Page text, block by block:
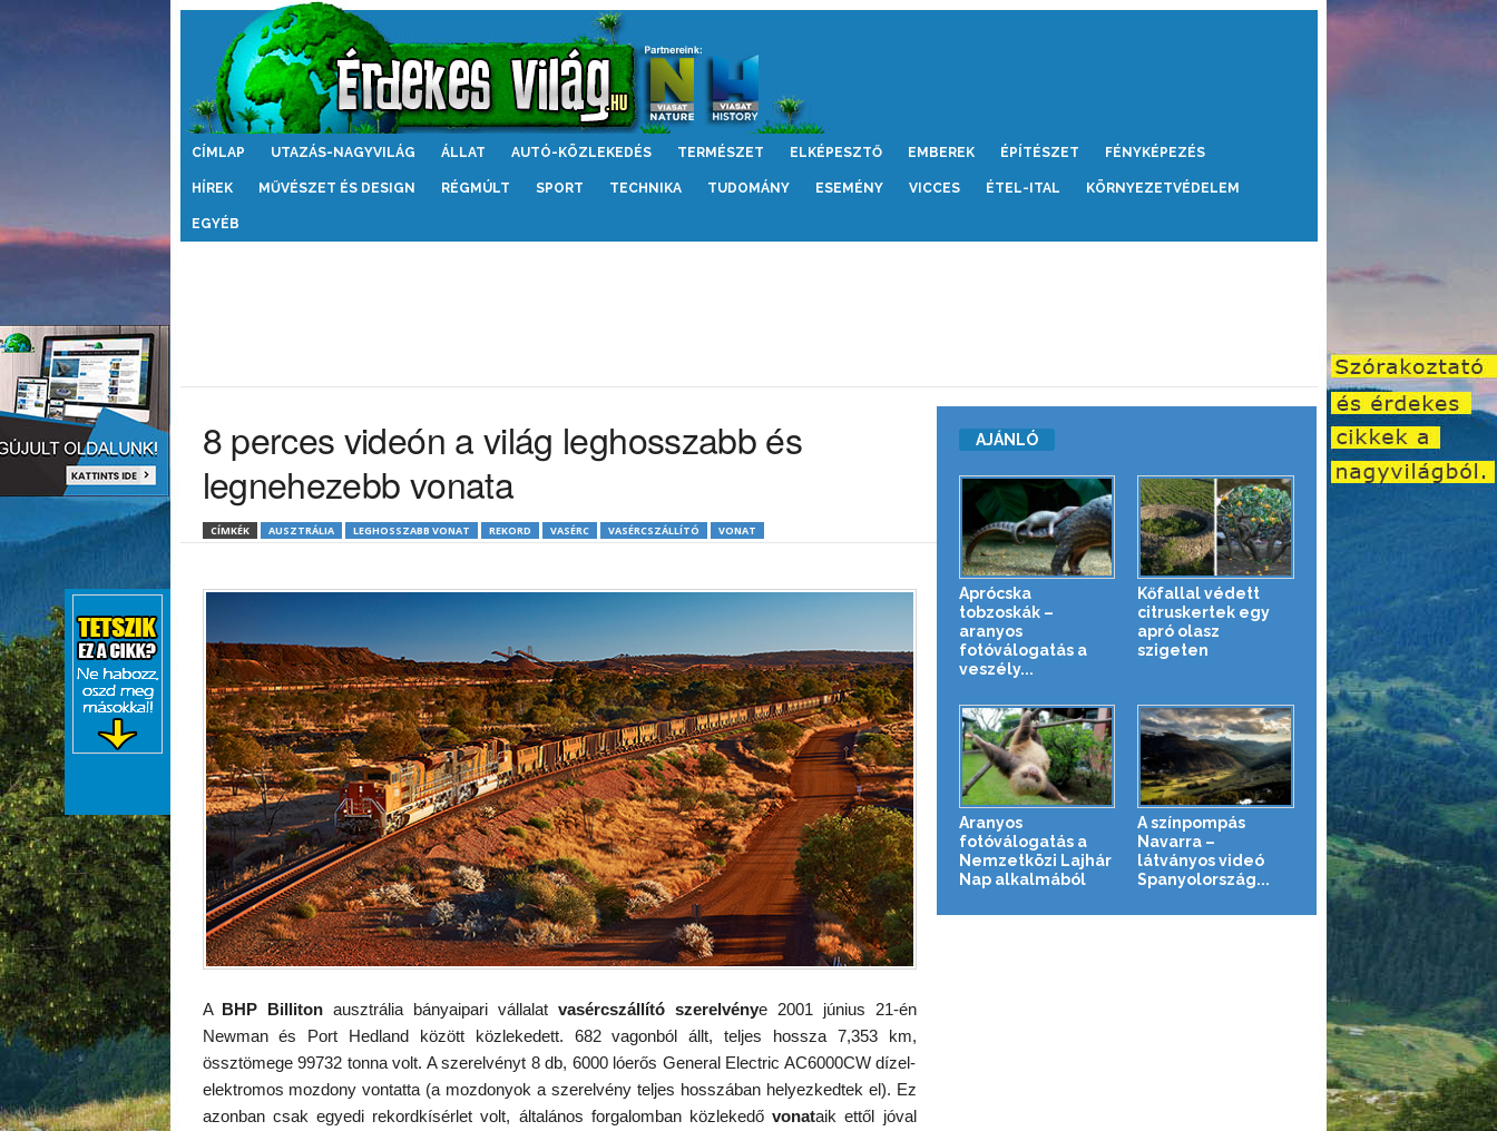
Érdekes
CÍMLAP UTAZÁS-NAGYVILÁG ÁLLAT AUTÓ-KÖZLEKEDÉS TERMÉSZET ELKÉPESZTŐ EMBEREK ÉPÍTÉSZET FÉNYKÉPEZÉS
HÍREK MŰVÉSZET ÉS DESIGN RÉGMÚLT SPORT TECHNIKA TUDOMÁNY ESEMÉNY VICCES ÉTEL-ITAL KÖRNYEZETVÉDELEM
EGYÉB
8 perces videón a világ leghosszabb és
legnehezebb vonata
CÍMKÉK AUSZTRÁLIA LEGHOSSZABB VONAT REKORD VASÉRC VASÉRCSZÁLLÍTÓ VONAT
A BHP Billiton ausztrália bányaipari vállalat vasércszállító szerelvénye 2001 június 21-én
Newman és Port Hedland között közlekedett. 682 vagonból állt, teljes hossza 7,353 km,
össztömege 99732 tonna volt. A szerelvényt 8 db, 6000 lóerős General Electric AC6000CW dízel-
elektromos mozdony vontatta (a mozdonyok a szerelvény teljes hosszában helyezkedtek el). Ez
azonban csak egyedi rekordkísérlet volt, általános forgalomban közlekedővonataik ettől jóval
AJÁNLÓ
Aprócska
tobzoskák –
aranyos
fotóválogatás a
veszély...
Kőfallal védett
citruskertek egy
apró olasz
szigeten
Aranyos
fotóválogatás a
Nemzetközi Lajhár
Nap alkalmából
A színpompás
Navarra –
látványos videó
Spanyolország...